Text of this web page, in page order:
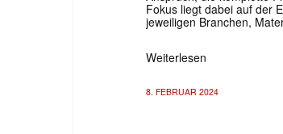
Fokus liegt dabei auf der
jeweiligen Branchen,
Weiterlesen
8. FEBRUAR 2024